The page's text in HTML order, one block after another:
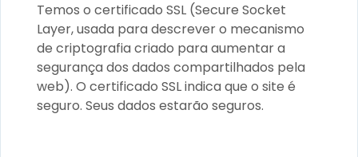
Temos o certificado SSL (Secure Socket
Layer, usada para descrever o mecanismo
de criptografia criado para aumentar a
segurança dos dados compartilhados pela
web). O certificado SSL indica que o site é
seguro. Seus dados estarão seguros.